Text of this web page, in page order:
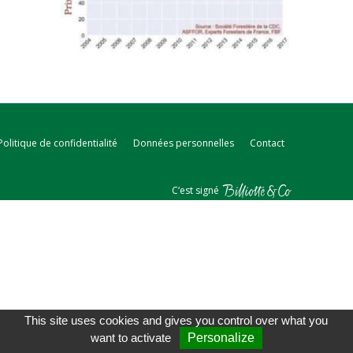
de confidentialité Données personnelles Contact
C‘est signé
This site uses cookies and gives you control over what you
want to activate
Personalize